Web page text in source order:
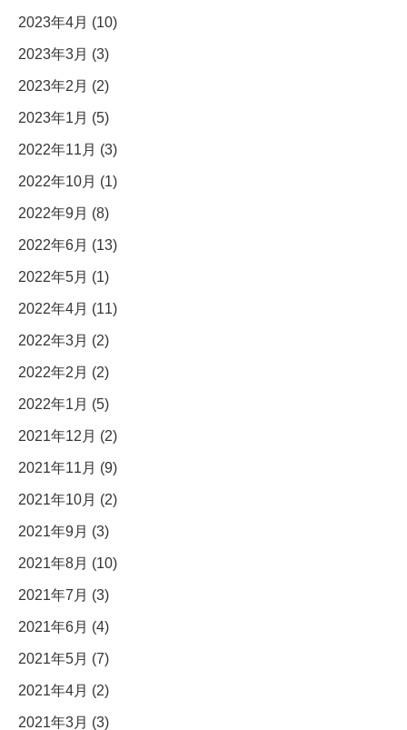
2023年4月 (10)
2023年3月 (3)
2023年2月 (2)
2023年1月 (5)
2022年11月 (3)
2022年10月 (1)
2022年9月 (8)
2022年6月 (13)
2022年5月 (1)
2022年4月 (11)
2022年3月 (2)
2022年2月 (2)
2022年1月 (5)
2021年12月 (2)
2021年11月 (9)
2021年10月 (2)
2021年9月 (3)
2021年8月 (10)
2021年7月 (3)
2021年6月 (4)
2021年5月 (7)
2021年4月 (2)
2021年3月 (3)